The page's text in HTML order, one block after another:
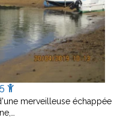
merveilleuse échappée